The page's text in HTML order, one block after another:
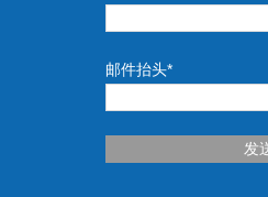
邮件抬头*
发